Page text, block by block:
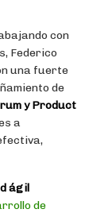
con
Federico
una fuerte
de
y Product
a
ágil
de